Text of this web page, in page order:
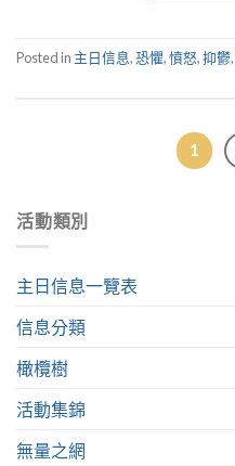
Posted in 主日信息,恐懼,憤怒,抑鬱,
1
活動類別
主日信息一覽表
信息分類
橄欖樹
活動集錦
無量之網